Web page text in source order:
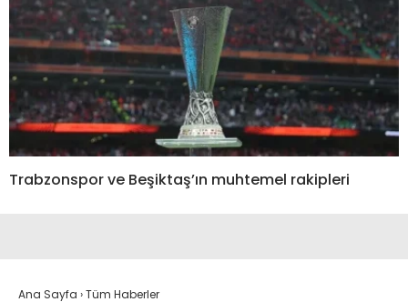
Trabzonspor ve Beşiktaş’ın muhtemel rakipleri
Ana Sayfa ›Tüm Haberler